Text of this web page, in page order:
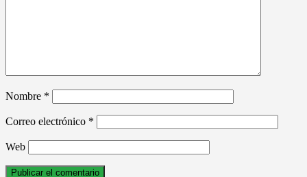
Nombre *
Correo electrónico *
Web